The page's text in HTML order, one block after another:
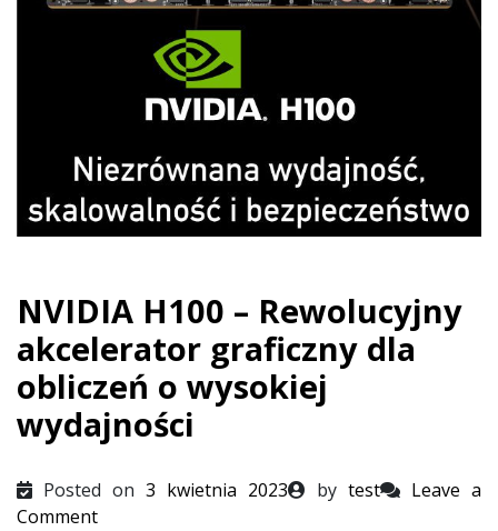
NVIDIA H100 – Rewolucyjny
akcelerator graficzny dla
obliczeń o wysokiej
wydajności
Posted on 3 kwietnia 2023 by test
Leave a
Commenton